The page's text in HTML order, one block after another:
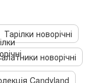
Тарілки новорічні
новорічні
Candyland